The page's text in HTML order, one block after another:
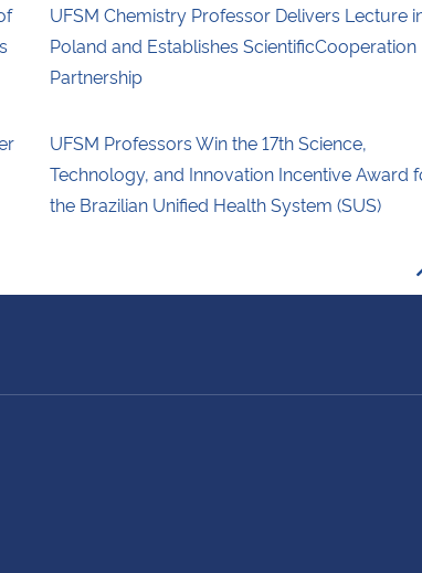
UFSM Chemistry Professor Delivers Lecture
Poland and Establishes ScientificCooperation
Partnership
UFSM Professors Win the 17th Science,
Technology, and Innovation Incentive Award
the Brazilian Unified Health System (SUS)